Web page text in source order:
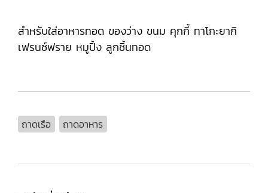
สำหรับใส่อาหารทอด ของว่าง ขนม คุกกี้ ทาโกะยากิ
เฟรนช์ฟราย หมูปิ้ง ลูกชิ้นทอด
ถาดเรือ ถาดอาหาร